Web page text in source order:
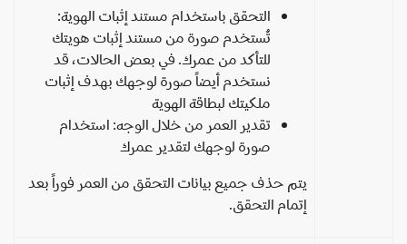
التحقق باستخدام مستند إثبات الهوية:
تُستخدم صورة من مستند إثبات هويتك
للتأكد من عمرك. في بعض الحالات، قد
نستخدم أيضاً صورة لوجهك بهدف إثبات
ملكيتك لبطاقة الهوية
تقدير العمر من خلال الوجه: استخدام
صورة لوجهك لتقدير عمرك
يتم حذف جميع بيانات التحقق من العمر فوراً بعد
إتمام التحقق.